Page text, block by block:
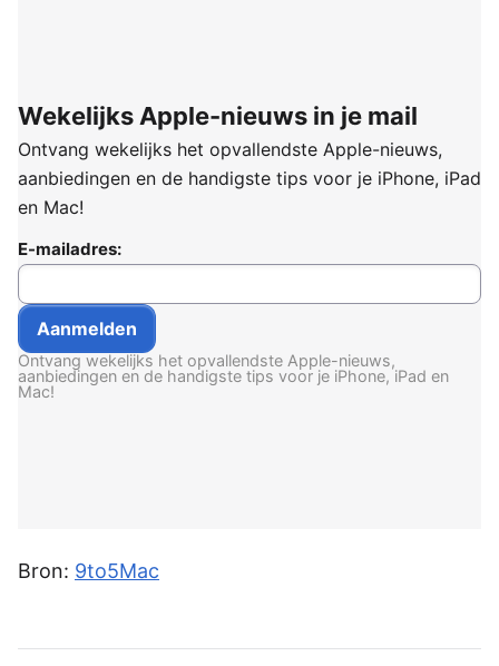
Wekelijks Apple-nieuws in je mail
Ontvang wekelijks het opvallendste Apple-nieuws,
aanbiedingen en de handigste tips voor je iPhone, iPad
en Mac!
E-mailadres:
Ontvang wekelijks het opvallendste Apple-nieuws,
aanbiedingen en de handigste tips voor je iPhone, iPad en
Mac!
Bron: 9to5Mac